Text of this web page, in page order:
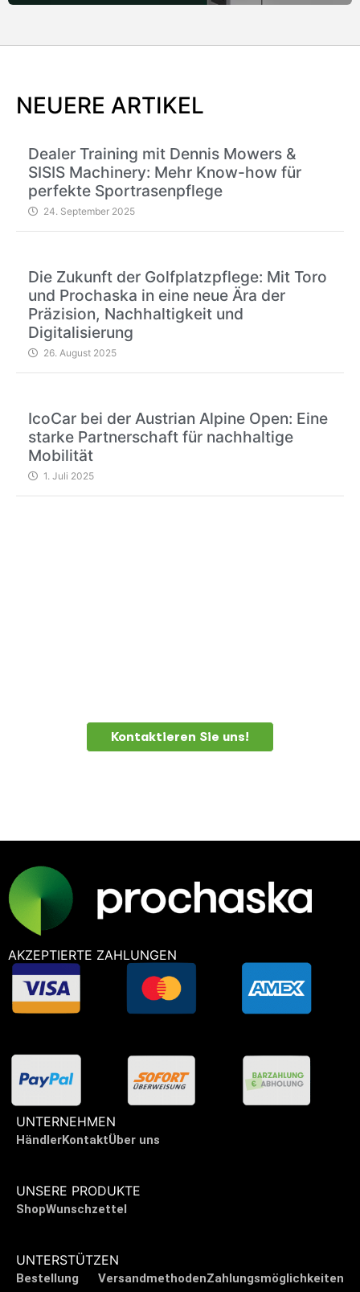
NEUERE ARTIKEL
Dealer Training mit Dennis Mowers &
SISIS Machinery: Mehr Know-how für
perfekte Sportrasenpflege
24. September 2025
Die Zukunft der Golfplatzpflege: Mit Toro
und Prochaska in eine neue Ära der
Präzision, Nachhaltigkeit und
Digitalisierung
26. August 2025
IcoCar bei der Austrian Alpine Open: Eine
starke Partnerschaft für nachhaltige
Mobilität
1. Juli 2025
Kontaktieren Sie uns!
AKZEPTIERTE ZAHLUNGEN
UNTERNEHMEN
HändlerKontaktÜber uns
UNSERE PRODUKTE
ShopWunschzettel
UNTERSTÜTZEN
Bestellung
VersandmethodenZahlungsmöglichkeiten